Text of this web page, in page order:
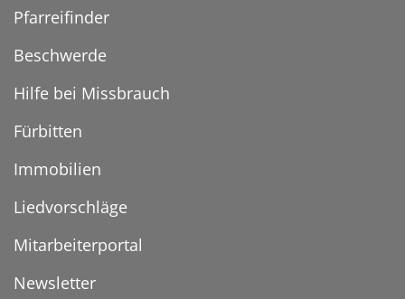
Pfarreifinder
Beschwerde
Hilfe bei Missbrauch
Fürbitten
Immobilien
Liedvorschläge
Mitarbeiterportal
Newsletter